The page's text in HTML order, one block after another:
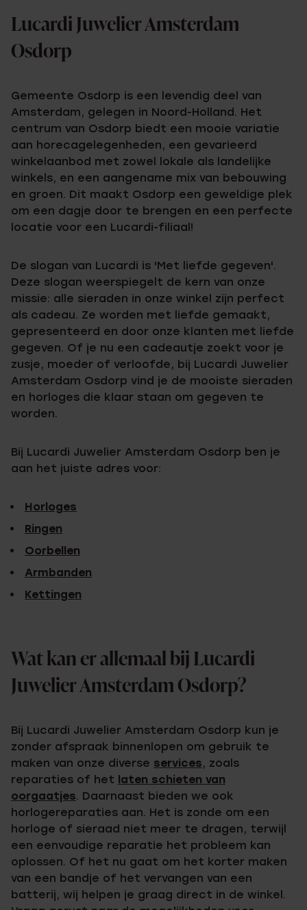
Lucardi Juwelier Amsterdam
Osdorp
Gemeente Osdorp is een levendig deel van
Amsterdam, gelegen in Noord-Holland. Het
centrum van Osdorp biedt een mooie variatie
aan horecagelegenheden, een gevarieerd
winkelaanbod met zowel lokale als landelijke
winkels, en een aangename mix van bebouwing
en groen. Dit maakt Osdorp een geweldige plek
om een dagje door te brengen en een perfecte
locatie voor een Lucardi-filiaal!
De slogan van Lucardi is 'Met liefde gegeven'.
Deze slogan weerspiegelt de kern van onze
missie: alle sieraden in onze winkel zijn perfect
als cadeau. Ze worden met liefde gemaakt,
gepresenteerd en door onze klanten met liefde
gegeven. Of je nu een cadeautje zoekt voor je
zusje, moeder of verloofde, bij Lucardi Juwelier
Amsterdam Osdorp vind je de mooiste sieraden
en horloges die klaar staan om gegeven te
worden.
Bij Lucardi Juwelier Amsterdam Osdorp ben je
aan het juiste adres voor:
Horloges
Ringen
Oorbellen
Armbanden
Kettingen
Wat kan er allemaal bij Lucardi
Juwelier Amsterdam Osdorp?
Bij Lucardi Juwelier Amsterdam Osdorp kun je
zonder afspraak binnenlopen om gebruik te
maken van onze diverse services, zoals
reparaties of het laten schieten van
oorgaatjes. Daarnaast bieden we ook
horlogereparaties aan. Het is zonde om een
horloge of sieraad niet meer te dragen, terwijl
een eenvoudige reparatie het probleem kan
oplossen. Of het nu gaat om het korter maken
van een bandje of het vervangen van een
batterij, wij helpen je graag direct in de winkel.